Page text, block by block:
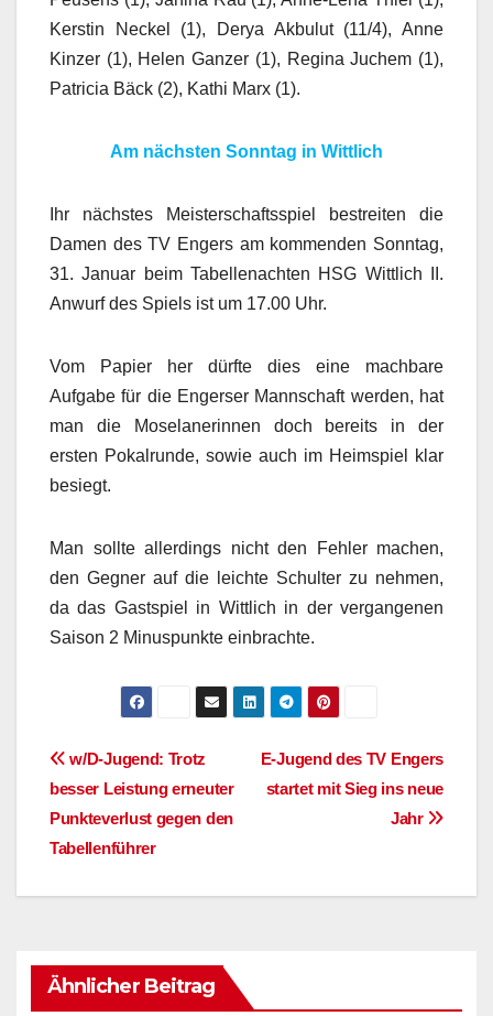
Kerstin Neckel (1), Derya Akbulut (11/4), Anne
Kinzer (1), Helen Ganzer (1), Regina Juchem (1),
Patricia Bäck (2), Kathi Marx (1).
Am nächsten Sonntag in Wittlich
Ihr nächstes Meisterschaftsspiel bestreiten die
Damen des TV Engers am kommenden Sonntag,
31. Januar beim Tabellenachten HSG Wittlich II.
Anwurf des Spiels ist um 17.00 Uhr.
Vom Papier her dürfte dies eine machbare
Aufgabe für die Engerser Mannschaft werden, hat
man die Moselanerinnen doch bereits in der
ersten Pokalrunde, sowie auch im Heimspiel klar
besiegt.
Man sollte allerdings nicht den Fehler machen,
den Gegner auf die leichte Schulter zu nehmen,
da das Gastspiel in Wittlich in der vergangenen
Saison 2 Minuspunkte einbrachte.
Beitragsnavigation
E-Jugend des TV Engers
startet mit Sieg ins neue
Jahr
w/D-Jugend: Trotz
besser Leistung erneuter
Punkteverlust gegen den
Tabellenführer
Ähnlicher Beitrag